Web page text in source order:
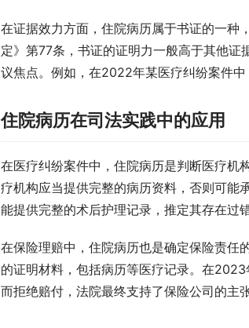
在证据效力方面，住院病历属于书证的一种
定》第77条，书证的证明力一般高于其他
议焦点。例如，在2022年某医疗纠纷案件中
住院病历在司法实践中的应用
在医疗纠纷案件中，住院病历是判断医疗机
疗机构应当提供完整的病历资料，否则可能
能提供完整的术后护理记录，推定其存在过错
在保险理赔中，住院病历也是确定保险责任
的证明材料，包括病历等医疗记录。在
而拒绝赔付，法院最终支持了保险公司的主张